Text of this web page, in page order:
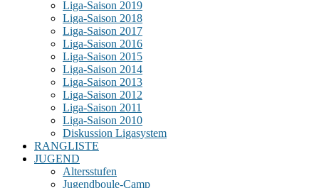
Liga-Saison 2019
Liga-Saison 2018
Liga-Saison 2017
Liga-Saison 2016
Liga-Saison 2015
Liga-Saison 2014
Liga-Saison 2013
Liga-Saison 2012
Liga-Saison 2011
Liga-Saison 2010
Diskussion Ligasystem
RANGLISTE
JUGEND
Altersstufen
Jugendboule-Camp